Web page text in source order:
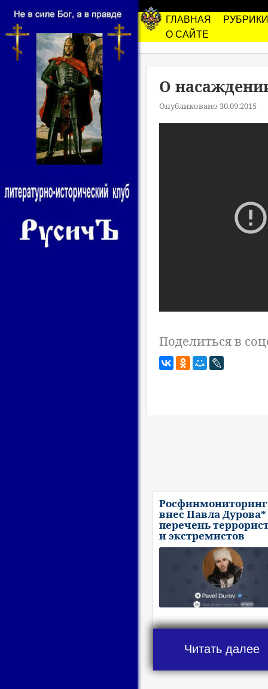
ГЛАВНАЯ
РУБРИКИ
О САЙТЕ
О
Опубликовано 30.09.2015
Поделиться в
Росфинмониторинг
внес Павла
перечень
и экстремистов
Читать далее